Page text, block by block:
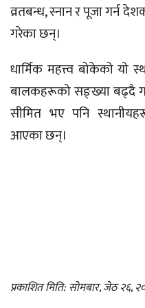
व्रतबन्ध, स्नान र पूजा गर्न
गरेका छन्।
धार्मिक महत्त्व बोकेको यो
बालकहरूको सङ्ख्या बढ्दै
सीमित भए पनि
आएका छन्।
प्रकाशित मिति: सोमबार, जेठ २६,